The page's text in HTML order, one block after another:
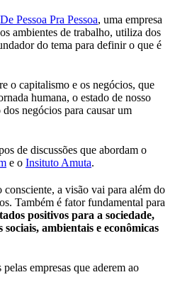
De Pessoa Pra Pessoa, uma empresa
ambientes de trabalho, utiliza dos
do tema para definir o que é
o capitalismo e os negócios, que
humana, o estado de nosso
negócios para causar um
de discussões que abordam o
e o Insituto Amuta.
a visão vai para além do
Também é fator fundamental para
positivos para a sociedade,
ambientais e econômicas
empresas que aderem ao